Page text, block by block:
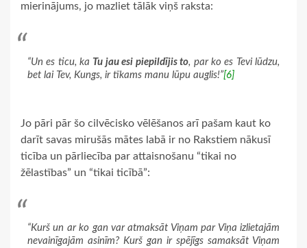
mierinājums, jo mazliet tālāk viņš raksta:
“Un es ticu, ka Tu jau esi piepildījis to, par ko es Tevi lūdzu,
bet lai Tev, Kungs, ir tīkams manu lūpu auglis!”[6]
Jo pāri pār šo cilvēcisko vēlēšanos arī pašam kaut ko
darīt savas mirušās mātes labā ir no Rakstiem nākusī
ticība un pārliecība par attaisnošanu “tikai no
žēlastības” un “tikai ticībā”:
“Kurš un ar ko gan var atmaksāt Viņam par Viņa izlietajām
nevainīgajām asinīm? Kurš gan ir spējīgs samaksāt Viņam